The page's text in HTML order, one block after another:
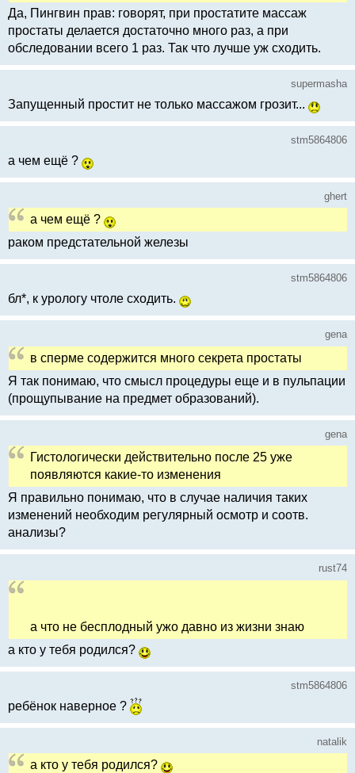
Да, Пингвин прав: говорят, при простатите массаж
простаты делается достаточно много раз, а при
обследовании всего 1 раз. Так что лучше уж сходить.
supermasha
Запущенный простит не только массажом грозит...
stm5864806
а чем ещё ?
ghert
а чем ещё ?
раком предстательной железы
stm5864806
бл*, к урологу чтоле сходить.
gena
в сперме содержится много секрета простаты
Я так понимаю, что смысл процедуры еще и в пульпации
(прощупывание на предмет образований).
gena
Гистологически действительно после 25 уже
появляются какие-то изменения
Я правильно понимаю, что в случае наличия таких
изменений необходим регулярный осмотр и соотв.
анализы?
rust74
а что не бесплодный ужо давно из жизни знаю
а кто у тебя родился?
stm5864806
ребёнок наверное ?
natalik
а кто у тебя родился?